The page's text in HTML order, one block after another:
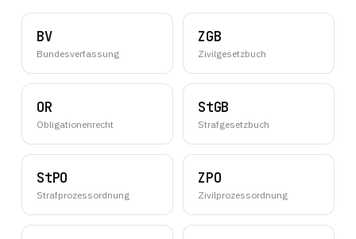
BV
Bundesverfassung
ZGB
Zivilgesetzbuch
OR
Obligationenrecht
StGB
Strafgesetzbuch
StPO
Strafprozessordnung
ZPO
Zivilprozessordnung